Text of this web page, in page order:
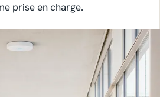
prise en charge.